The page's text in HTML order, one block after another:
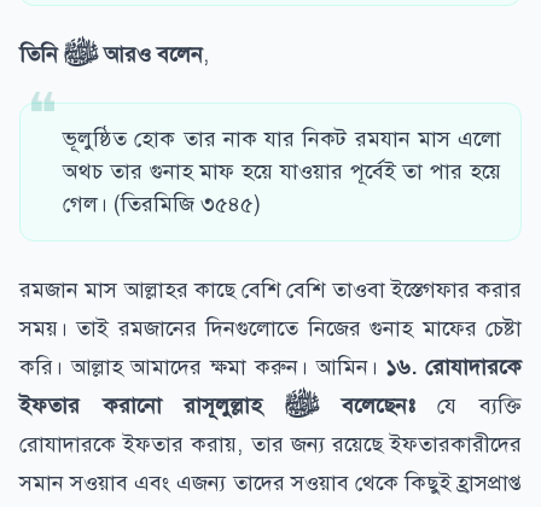
তিনিﷺআরও বলেন,
ভূলুষ্ঠিত হোক তার নাক যার নিকট রমযান মাস এলো
অথচ তার গুনাহ মাফ হয়ে যাওয়ার পূর্বেই তা পার হয়ে
গেল। (তিরমিজি ৩৫৪৫)
রমজান মাস আল্লাহর কাছে বেশি বেশি তাওবা ইস্তেগফার করার
সময়। তাই রমজানের দিনগুলোতে নিজের গুনাহ মাফের চেষ্টা
করি। আল্লাহ আমাদের ক্ষমা করুন। আমিন। ১৬. রোযাদারকে
ইফতার করানো
রাসূলুল্লাহﷺ বলেছেনঃযে ব্যক্তি
রোযাদারকে ইফতার করায়, তার জন্য রয়েছে ইফতারকারীদের
সমান সওয়াব এবং এজন্য তাদের সওয়াব থেকে কিছুই হ্রাসপ্রাপ্ত